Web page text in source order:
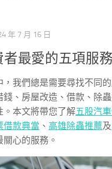
年 7 月 16 日
者最愛的五項服務
，我們總是需要尋找不同
錢、房屋改造、借款、除
。本文將帶您了解五股汽
借款典當 、 高雄除蟲推薦及
心的服務。